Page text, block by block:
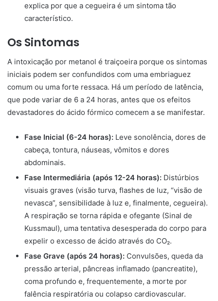
explica por que a cegueira é um sintoma tão
característico.
Os Sintomas
A intoxicação por metanol é traiçoeira porque os sintomas
iniciais podem ser confundidos com uma embriaguez
comum ou uma forte ressaca. Há um período de latência,
que pode variar de 6 a 24 horas, antes que os efeitos
devastadores do ácido fórmico comecem a se manifestar.
Fase Inicial (6-24 horas): Leve sonolência, dores de
cabeça, tontura, náuseas, vômitos e dores
abdominais.
Fase Intermediária (após 12-24 horas): Distúrbios
visuais graves (visão turva, flashes de luz, “visão de
nevasca”, sensibilidade à luz e, finalmente, cegueira).
A respiração se torna rápida e ofegante (Sinal de
Kussmaul), uma tentativa desesperada do corpo para
expelir o excesso de ácido através do CO₂.
Fase Grave (após 24 horas): Convulsões, queda da
pressão arterial, pâncreas inflamado (pancreatite),
coma profundo e, frequentemente, a morte por
falência respiratória ou colapso cardiovascular.